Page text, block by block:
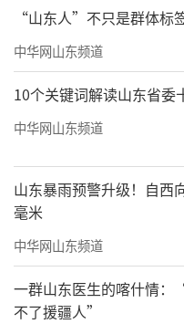
“山东人”不只是群体标
中华网山东频道
10个关键词解读山东省委
中华网山东频道
山东暴雨预警升级！自西
毫米
中华网山东频道
一群山东医生的喀什情：
不了援疆人”